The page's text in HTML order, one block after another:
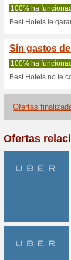
2
Ir a
esta